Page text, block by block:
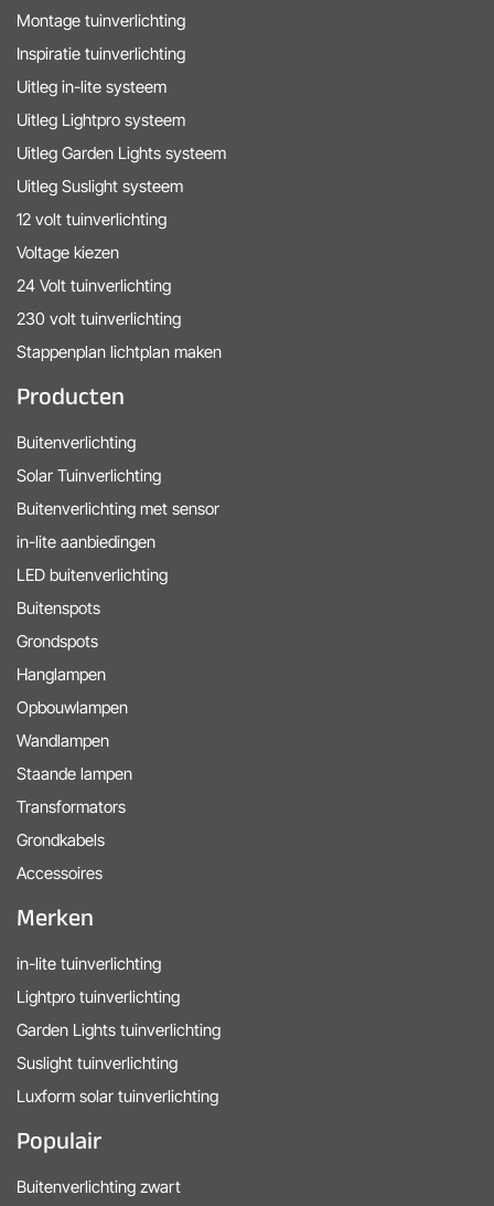
Montage tuinverlichting
Inspiratie tuinverlichting
Uitleg in-lite systeem
Uitleg Lightpro systeem
Uitleg Garden Lights systeem
Uitleg Suslight systeem
12 volt tuinverlichting
Voltage kiezen
24 Volt tuinverlichting
230 volt tuinverlichting
Stappenplan lichtplan maken
Producten
Buitenverlichting
Solar Tuinverlichting
Buitenverlichting met sensor
in-lite aanbiedingen
LED buitenverlichting
Buitenspots
Grondspots
Hanglampen
Opbouwlampen
Wandlampen
Staande lampen
Transformators
Grondkabels
Accessoires
Merken
in-lite tuinverlichting
Lightpro tuinverlichting
Garden Lights tuinverlichting
Suslight tuinverlichting
Luxform solar tuinverlichting
Populair
Buitenverlichting zwart